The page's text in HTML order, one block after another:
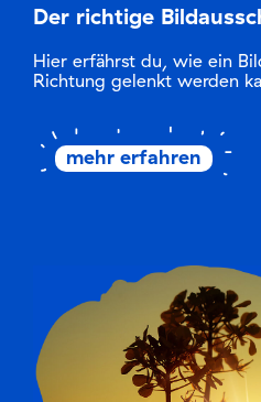
Der richtige
Hier erfährst du, wie ein
Richtung gelenkt werden
mehr erfahren